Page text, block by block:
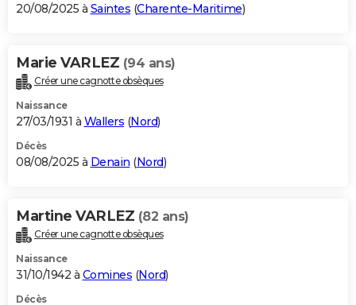
BONS PLANS
Carte de Noël
Carte Bonne année
Carte Saint-Valentin
Carte Pâques
Carte d'anniversaire
DICTIONNAIRE
Dictionnaire
Biographies
Citations
Expressions
Proverbes
PROGRAMME TV
S'inscrire
Se connecter
Lycées
Collèges
Primaires
Universités
Entreprises
Service militaire
Avis de recherche
AVIS DE DÉCÈS
Bricolage
Lifestyle
Culture
Sport
Auto
Television
Voyage
Cinema
20/08/2025 à Saintes (Charente-Maritime)
Marie VARLEZ (94 ans)
Créer une cagnotte obsèques
Naissance
27/03/1931 à Wallers (Nord)
Décès
08/08/2025 à Denain (Nord)
Martine VARLEZ (82 ans)
Créer une cagnotte obsèques
Naissance
31/10/1942 à Comines (Nord)
Décès